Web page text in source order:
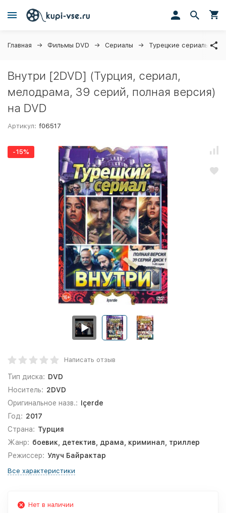
Главная Фильмы DVD Сериалы Турецкие сериалы
Внутри [2DVD] (Турция, сериал,
мелодрама, 39 серий, полная версия)
на DVD
Артикул: f06517
-15%
Написать отзыв
Тип диска: DVD
Носитель: 2DVD
Оригинальное назв.: Içerde
Год: 2017
Страна: Турция
Жанр: боевик, детектив, драма, криминал, триллер
Режиссер: Улуч Байрактар
Все характеристики
Нет в наличии